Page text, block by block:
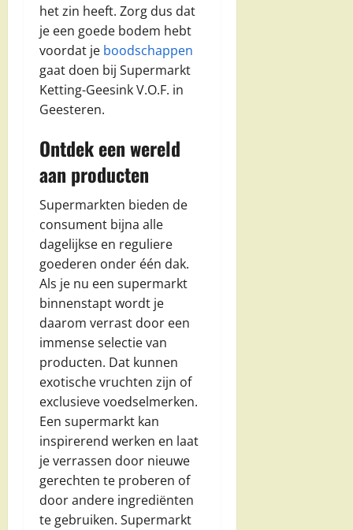
het zin heeft. Zorg dus dat
je een goede bodem hebt
voordat je boodschappen
gaat doen bij Supermarkt
Ketting-Geesink V.O.F. in
Geesteren.
Ontdek een wereld
aan producten
Supermarkten bieden de
consument bijna alle
dagelijkse en reguliere
goederen onder één dak.
Als je nu een supermarkt
binnenstapt wordt je
daarom verrast door een
immense selectie van
producten. Dat kunnen
exotische vruchten zijn of
exclusieve voedselmerken.
Een supermarkt kan
inspirerend werken en laat
je verrassen door nieuwe
gerechten te proberen of
door andere ingrediënten
te gebruiken. Supermarkt